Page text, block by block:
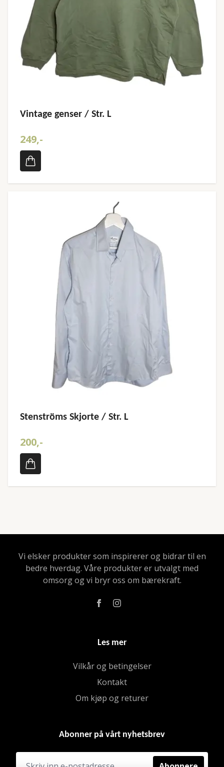
Vintage genser / Str. L
249,-
Stenströms Skjorte / Str. L
200,-
Vi elsker produkter som inspirerer og bidrar til en
bedre hverdag. Våre produkter er utvalgt med
omsorg og vi bryr oss om bærekraft.
Les mer
Vilkår og betingelser
Kontakt
Om kjøp og returer
Abonner på vårt nyhetsbrev